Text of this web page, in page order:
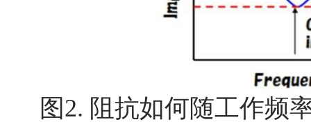
图2. 阻抗如何随工作频